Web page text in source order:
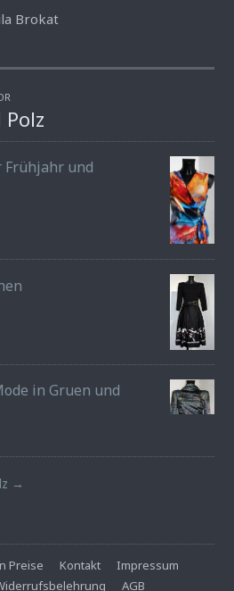
Brokat
Frühjahr und
in Gruen und
→
Preise Kontakt
Impressum
AGB